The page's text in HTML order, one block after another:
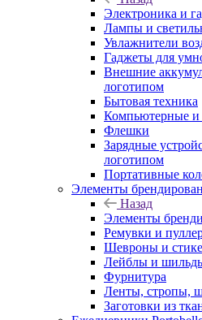
Электроника и
Лампы и
Увлажнители
Гаджеты для
Внешние
логотипом
Бытовая техника
Компьютерные и
Флешки
Зарядные
логотипом
Портативные
Элементы
Назад
Элементы
Ремувки и
Шевроны и
Лейблы и
Фурнитура
Ленты, стропы,
Заготовки из